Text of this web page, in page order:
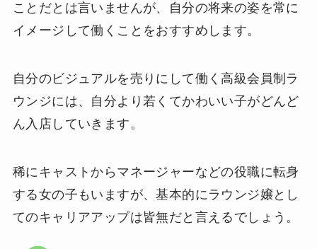
ことだとは言いませんが、自分の将来の姿を常に
イメージして働くことをおすすめします。
自分のビジュアルを売りにして働く高級会員制ラ
ウンジには、自分より若くてかわいい子がどんど
ん入店していきます。
稀にキャストからマネージャーなどの役職に転身
する女の子もいますが、基本的にラウンジ嬢とし
てのキャリアアップは皆無だと言えるでしょう。